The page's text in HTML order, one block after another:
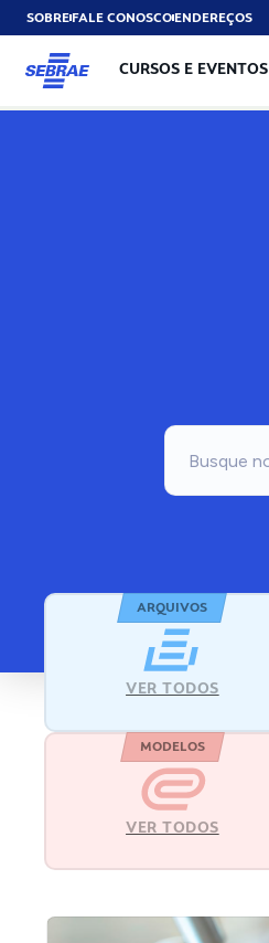
SOBREFALE CONOSCOENDEREÇOS
CURSOS E EVENTOS
ARQUIVOS
VER TODOS
MODELOS
VER TODOS